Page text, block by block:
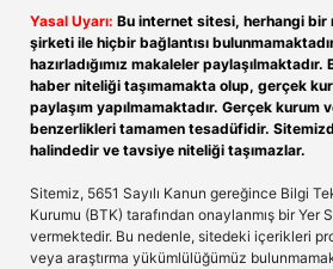
Yasal Uyarı: Bu internet sitesi, herhangi bir
şirketi ile hiçbir bağlantısı
hazırladığımız makaleler
haber niteliği taşımamakta olup, gerçek
paylaşım yapılmamaktadır. Gerçek kurum
benzerlikleri tamamen tesadüfidir.
halindedir ve tavsiye niteliği taşımazlar.
Sitemiz, 5651 Sayılı Kanun gereğince Bilgi
Kurumu (BTK) tarafından onaylanmış bir Yer
vermektedir. Bu nedenle, sitedeki içerikleri
veya araştırma yükümlülüğümüz